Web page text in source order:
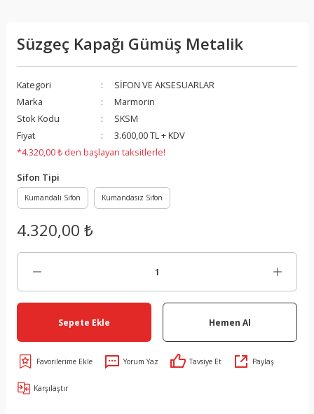
Süzgeç Kapağı Gümüş Metalik
Kategori
SİFON VE AKSESUARLAR
Marka
Marmorin
Stok Kodu
SKSM
Fiyat
3.600,00 TL + KDV
*4.320,00 ₺ den başlayan taksitlerle!
Sifon Tipi
Kumandalı Sifon Kumandasız Sifon
4.320,00 ₺
Sepete Ekle Hemen Al
Yorum Yaz Tavsiye Et Paylaş
Karşılaştır